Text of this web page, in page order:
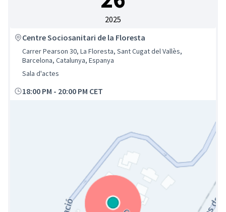
2025
Centre Sociosanitari de la Floresta
Carrer Pearson 30, La Floresta, Sant Cugat del Vallès,
Barcelona, Catalunya, Espanya
Sala d'actes
18:00 PM - 20:00 PM CET